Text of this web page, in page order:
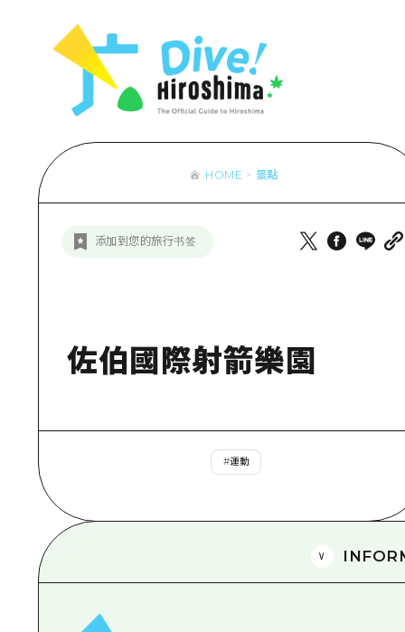
HOME 景點
添加到您的旅行书签
佐伯國際射箭樂園
#運動